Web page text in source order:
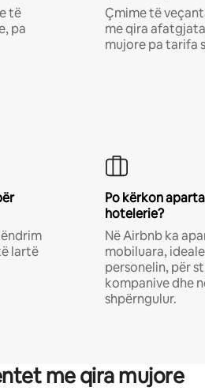
të
pa
Çmime të
me qira
mujore pa tarifa
lartë
Po kërkon
hotelerie?
Në Airbnb ka
mobiluara,
personelin, për
kompanive dhe
shpërngulur.
me qira mujore